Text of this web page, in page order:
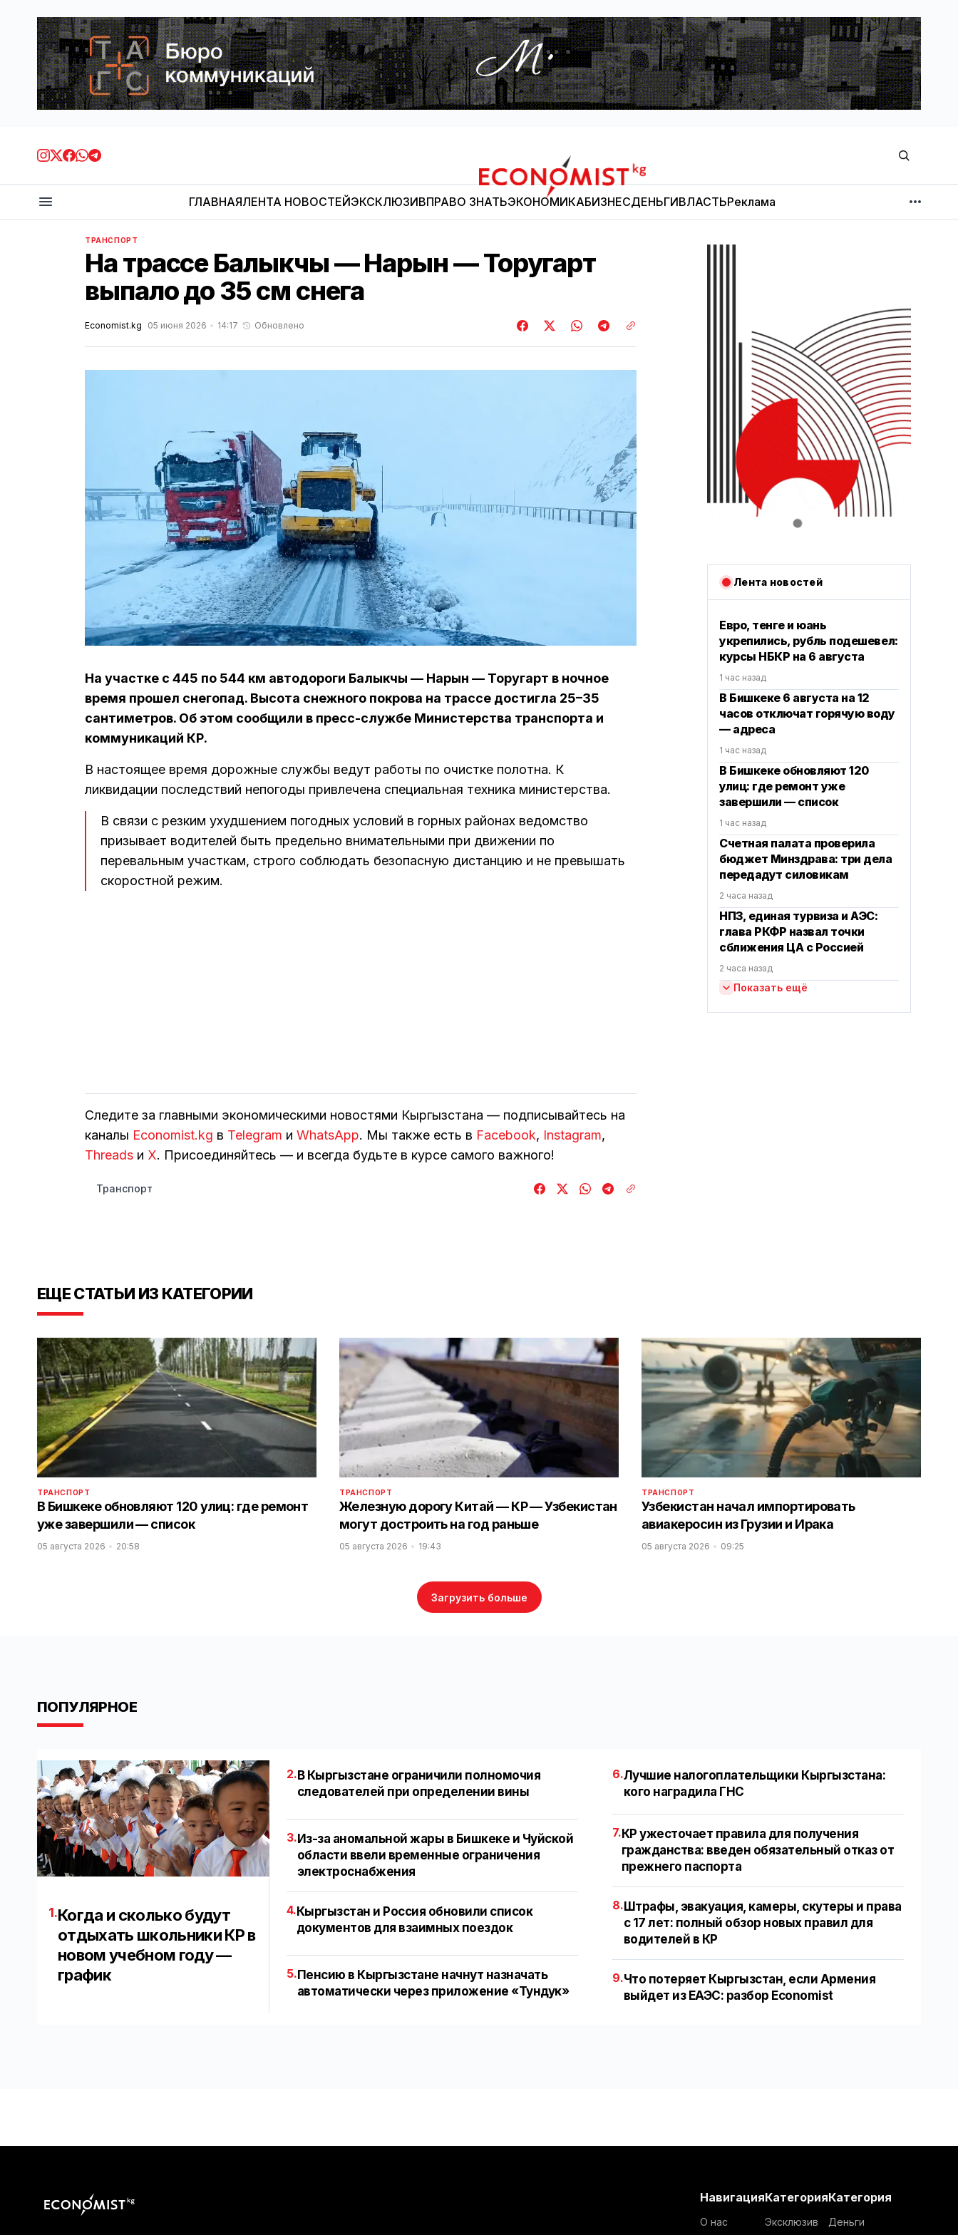
Economist.kg
ГЛАВНАЯЛЕНТА НОВОСТЕЙЭКСКЛЮЗИВПРАВО ЗНАТЬЭКОНОМИКАБИЗНЕСДЕНЬГИВЛАСТЬРеклама
МНЕНИЕ
ТРАНСПОРТ
На трассе Балыкчы — Нарын — Торугарт
выпало до 35 см снега
Economist.kg 05 июня 2026 14:17 Обновлено
На участке с 445 по 544 км автодороги Балыкчы — Нарын — Торугарт в ночное
время прошел снегопад. Высота снежного покрова на трассе достигла 25–35
сантиметров. Об этом сообщили в пресс-службе Министерства транспорта и
коммуникаций КР.
В настоящее время дорожные службы ведут работы по очистке полотна. К
ликвидации последствий непогоды привлечена специальная техника министерства.
В связи с резким ухудшением погодных условий в горных районах ведомство
призывает водителей быть предельно внимательными при движении по
перевальным участкам, строго соблюдать безопасную дистанцию и не превышать
скоростной режим.
Следите за главными экономическими новостями Кыргызстана — подписывайтесь на
каналы Economist.kg в Telegram и WhatsApp. Мы также есть в Facebook, Instagram,
Threads и Х. Присоединяйтесь — и всегда будьте в курсе самого важного!
Транспорт
Лента новостей
Евро, тенге и юань
укрепились, рубль подешевел:
курсы НБКР на 6 августа
1 час назад
В Бишкеке 6 августа на 12
часов отключат горячую воду
— адреса
1 час назад
В Бишкеке обновляют 120
улиц: где ремонт уже
завершили — список
1 час назад
Счетная палата проверила
бюджет Минздрава: три дела
передадут силовикам
2 часа назад
НПЗ, единая турвиза и АЭС:
глава РКФР назвал точки
сближения ЦА с Россией
2 часа назад
Показать ещё
ЕЩЕ СТАТЬИ ИЗ КАТЕГОРИИ
ТРАНСПОРТ
В Бишкеке обновляют 120 улиц: где ремонт
уже завершили — список
05 августа 2026 20:58
ТРАНСПОРТ
Железную дорогу Китай — КР — Узбекистан
могут достроить на год раньше
05 августа 2026 19:43
ТРАНСПОРТ
Узбекистан начал импортировать
авиакеросин из Грузии и Ирака
05 августа 2026 09:25
Загрузить больше
ПОПУЛЯРНОЕ
1.Когда и сколько будут
отдыхать школьники КР в
новом учебном году —
график
2. В Кыргызстане ограничили полномочия
следователей при определении вины
3.Из-за аномальной жары в Бишкеке и Чуйской
области ввели временные ограничения
электроснабжения
4.Кыргызстан и Россия обновили список
документов для взаимных поездок
5.Пенсию в Кыргызстане начнут назначать
автоматически через приложение «Тундук»
6.Лучшие налогоплательщики Кыргызстана:
кого наградила ГНС
7. КР ужесточает правила для получения
гражданства: введен обязательный отказ от
прежнего паспорта
8. Штрафы, эвакуация, камеры, скутеры и права
с 17 лет: полный обзор новых правил для
водителей в КР
9.Что потеряет Кыргызстан, если Армения
выйдет из ЕАЭС: разбор Economist
Навигация
О нас
Категория
Эксклюзив
Категория
Деньги